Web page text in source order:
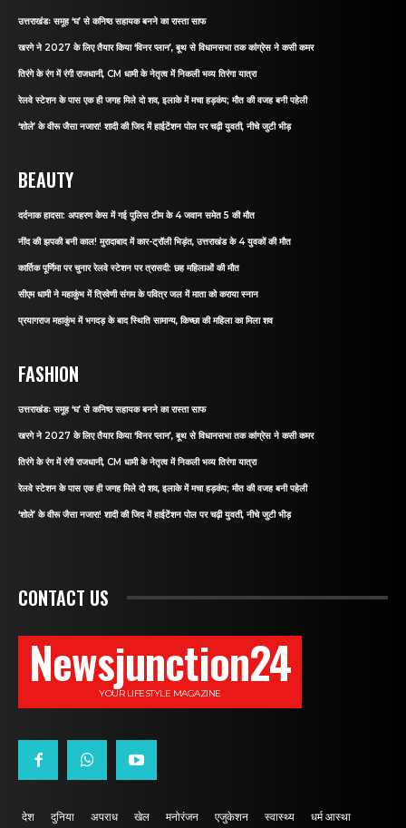
उत्तराखंडः समूह ‘घ’ से कनिष्ठ सहायक बनने का रास्ता साफ
खरगे ने 2027 के लिए तैयार किया ‘विनर प्लान’, बूथ से विधानसभा तक कांग्रेस ने कसी कमर
तिरंगे के रंग में रंगी राजधानी, CM धामी के नेतृत्व में निकली भव्य तिरंगा यात्रा
रेलवे स्टेशन के पास एक ही जगह मिले दो शव, इलाके में मचा हड़कंप; मौत की वजह बनी पहेली
‘शोले’ के वीरू जैसा नजारा! शादी की जिद में हाईटेंशन पोल पर चढ़ी युवती, नीचे जुटी भीड़
BEAUTY
दर्दनाक हादसा: अपहरण केस में गई पुलिस टीम के 4 जवान समेत 5 की मौत
नींद की झपकी बनी काल! मुरादाबाद में कार-ट्रॉली भिड़ंत, उत्तराखंड के 4 युवकों की मौत
कार्तिक पूर्णिमा पर चुनार रेलवे स्टेशन पर त्रासदी: छह महिलाओं की मौत
सीएम धामी ने महाकुंभ में त्रिवेणी संगम के पवित्र जल में माता को कराया स्नान
प्रयागराज महाकुंभ में भगदड़ के बाद स्थिति सामान्य, किच्छा की महिला का मिला शव
FASHION
उत्तराखंडः समूह ‘घ’ से कनिष्ठ सहायक बनने का रास्ता साफ
खरगे ने 2027 के लिए तैयार किया ‘विनर प्लान’, बूथ से विधानसभा तक कांग्रेस ने कसी कमर
तिरंगे के रंग में रंगी राजधानी, CM धामी के नेतृत्व में निकली भव्य तिरंगा यात्रा
रेलवे स्टेशन के पास एक ही जगह मिले दो शव, इलाके में मचा हड़कंप; मौत की वजह बनी पहेली
‘शोले’ के वीरू जैसा नजारा! शादी की जिद में हाईटेंशन पोल पर चढ़ी युवती, नीचे जुटी भीड़
CONTACT US
Newsjunction24
YOUR LIFESTYLE MAGAZINE
देश दुनिया अपराध खेल मनोरंजन एजुकेशन स्वास्थ्य धर्म आस्था